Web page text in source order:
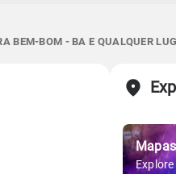
BEM-BOM - BA E QUALQUER
Mapas